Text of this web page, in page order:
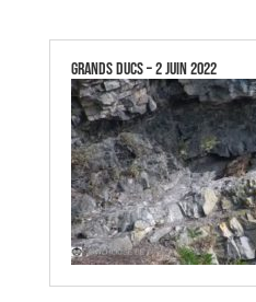
GRANDS DUCS – 2 JUIN 2022